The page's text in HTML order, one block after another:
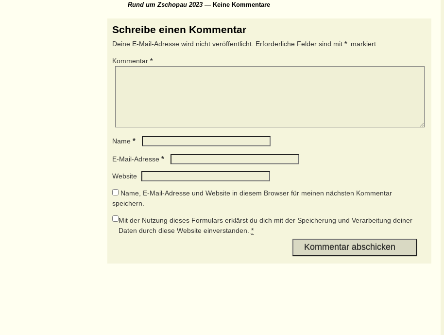
Rund um Zschopau 2023— Keine Kommentare
Schreibe einen Kommentar
Deine E-Mail-Adresse wird nicht veröffentlicht. Erforderliche Felder sind mit * markiert
Kommentar *
Name *
E-Mail-Adresse *
Website
Name, E-Mail-Adresse und Website in diesem Browser für meinen nächsten Kommentar
speichern.
Mit der Nutzung dieses Formulars erklärst du dich mit der Speicherung und Verarbeitung deiner
Daten durch diese Website einverstanden. *